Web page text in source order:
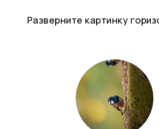
Разверните картинку